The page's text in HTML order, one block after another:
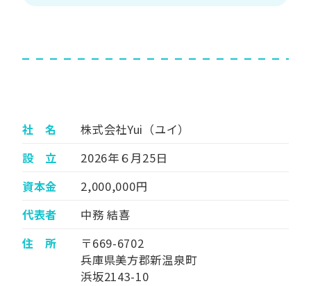
社 名
株式会社Yui（ユイ）
設 立
2026年６月25日
資本金
2,000,000円
代表者
中務 結喜
住 所
〒669-6702
兵庫県美方郡新温泉町
浜坂2143-10